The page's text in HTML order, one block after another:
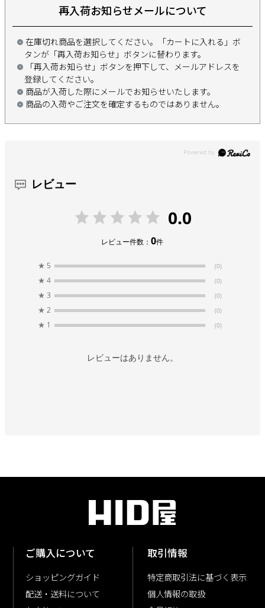
再入荷お知らせメールについて
在庫切れ商品を選択してください。「カートに入れる」ボ
タンが「再入荷お知らせ」ボタンに替わります。
「再入荷お知らせ」ボタンを押下して、メールアドレスを
登録してください。
商品が入荷した際にメールでお知らせいたします。
商品の入荷やご注文を確定するものではありません。
レビュー
0.0
レビュー件数：0件
★ 5 (0)
★ 4 (0)
★ 3 (0)
★ 2 (0)
★ 1 (0)
レビューはありません。
ご購入について
ショッピングガイド
配送・送料について
取引情報
特定商取引法に基づく表示
個人情報の取扱